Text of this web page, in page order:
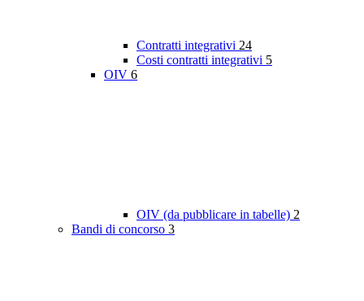
Contratti integrativi 24
Costi contratti integrativi 5
OIV 6
OIV (da pubblicare in tabelle) 2
Bandi di concorso 3